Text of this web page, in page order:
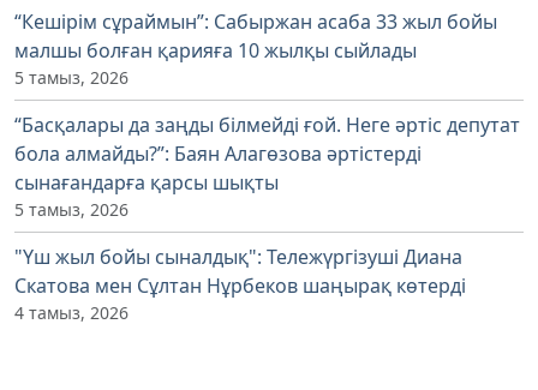
“Кешірім сұраймын”: Сабыржан асаба 33 жыл бойы
малшы болған қарияға 10 жылқы сыйлады
5 тамыз, 2026
“Басқалары да заңды білмейді ғой. Неге әртіс депутат
бола алмайды?”: Баян Алагөзова әртістерді
сынағандарға қарсы шықты
5 тамыз, 2026
"Үш жыл бойы сыналдық": Тележүргізуші Диана
Скатова мен Сұлтан Нұрбеков шаңырақ көтерді
4 тамыз, 2026